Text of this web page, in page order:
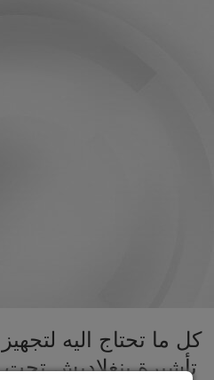
كل ما تحتاج اليه
تأشيرة بنغلاديش